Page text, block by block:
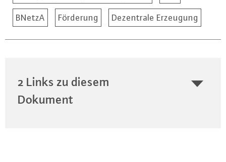
BNetzA Förderung Dezentrale Erzeugung
2 Links zu diesem
Dokument